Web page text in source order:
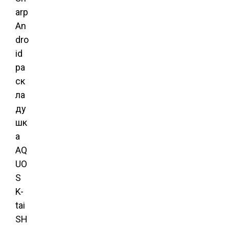
arp
An
dro
id
ра
ск
ла
ду
шк
а
AQ
UO
S
K-
tai
SH